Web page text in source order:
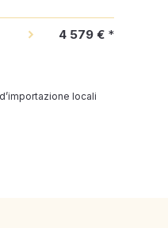
4 579 € *
locali